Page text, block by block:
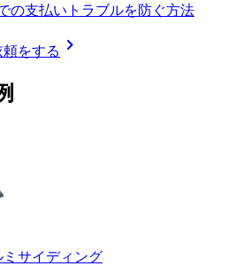
の支払いトラブルを防ぐ方法
をする chevron_right
サイディング